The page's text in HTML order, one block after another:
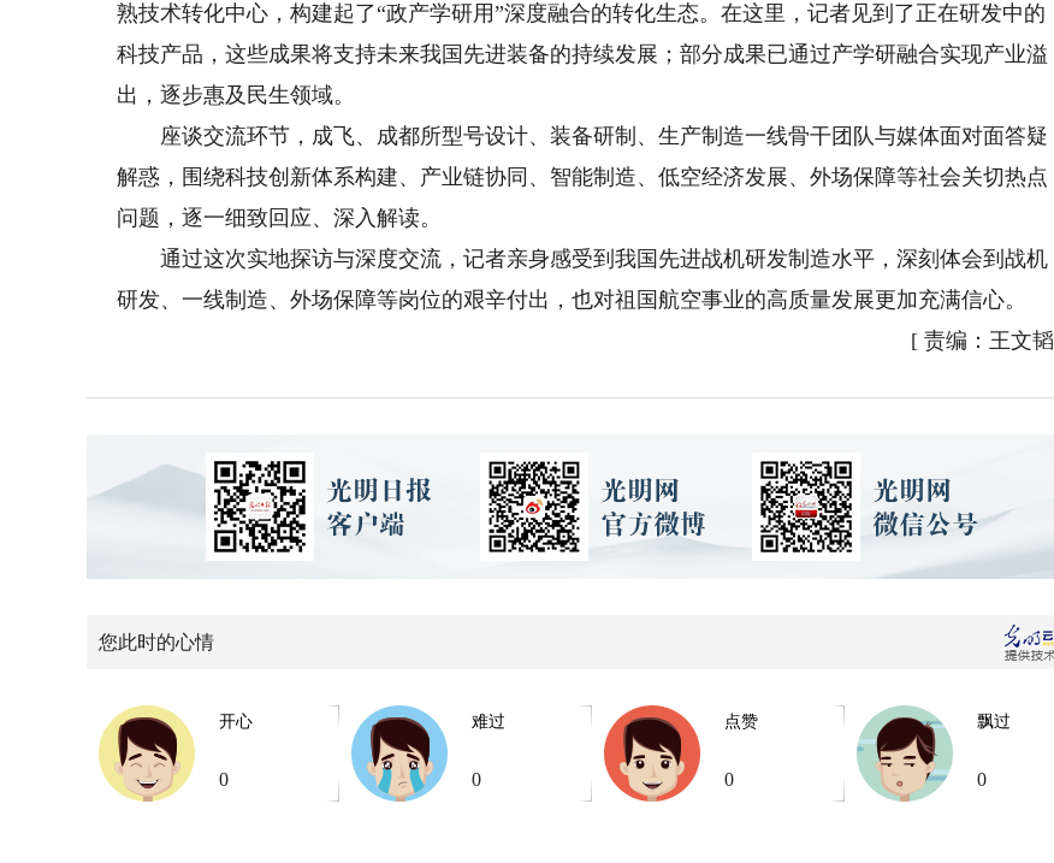
熟技术转化中心，构建起了“政产学研用”深度融合的转化生态。在这里，记者见到了正在研发中的
科技产品，这些成果将支持未来我国先进装备的持续发展；部分成果已通过产学研融合实现产业溢
出，逐步惠及民生领域。
座谈交流环节，成飞、成都所型号设计、装备研制、生产制造一线骨干团队与媒体面对面答疑
解惑，围绕科技创新体系构建、产业链协同、智能制造、低空经济发展、外场保障等社会关切热点
问题，逐一细致回应、深入解读。
通过这次实地探访与深度交流，记者亲身感受到我国先进战机研发制造水平，深刻体会到战机
研发、一线制造、外场保障等岗位的艰辛付出，也对祖国航空事业的高质量发展更加充满信心。
[ 责编：王文韬
您此时的心情
开心
0
难过
0
点赞
0
飘过
0